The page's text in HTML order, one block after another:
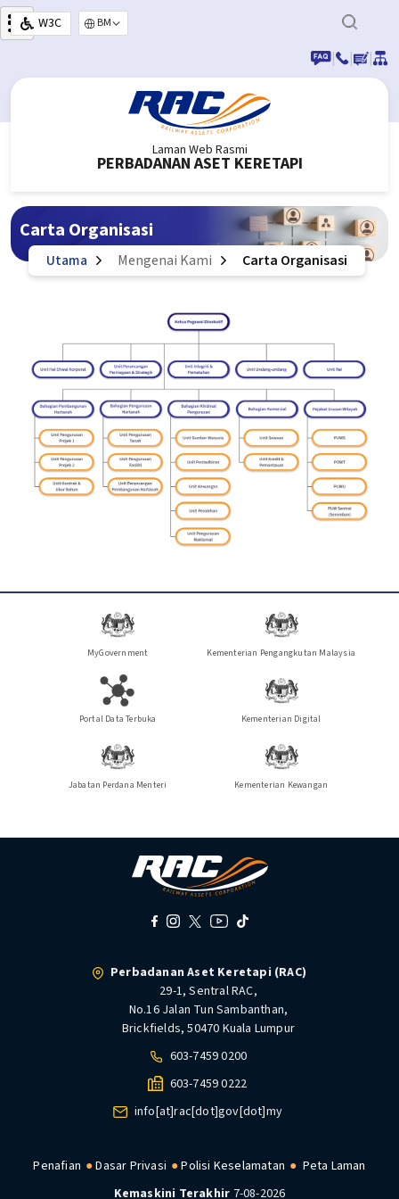
Langkau ke kandungan utama
W3C
Select your language
|
| |
Laman Web Rasmi
PERBADANAN ASET KERETAPI
Carta Organisasi
Utama Mengenai Kami Carta Organisasi
MyGovernment Kementerian Pengangkutan Malaysia
Portal Data Terbuka Kementerian Digital
Jabatan Perdana Menteri Kementerian Kewangan
Perbadanan Aset Keretapi (RAC)
29-1, Sentral RAC,
No.16 Jalan Tun Sambanthan,
Brickfields, 50470 Kuala Lumpur
603-7459 0200
603-7459 0222
info[at]rac[dot]gov[dot]my
Penafian Dasar Privasi Polisi Keselamatan
Peta Laman
Kemaskini Terakhir 7-08-2026